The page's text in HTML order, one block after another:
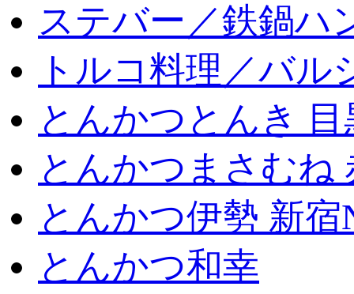
ステバー／鉄鍋ハ
トルコ料理／バル
とんかつとんき
とんかつまさむね
とんかつ伊勢 新宿
とんかつ和幸